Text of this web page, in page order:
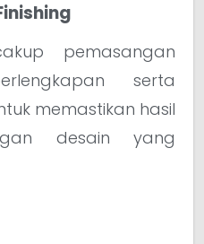
pemasangan
serta
memastikan hasil
desain yang